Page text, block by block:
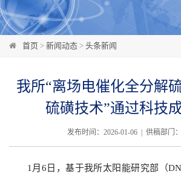
首页 > 新闻动态 > 头条新闻
我所“离场电催化全分解
硫磺技术”通过科技
发布时间：2026-01-06 | 供稿部门
1 月 6 日，基于我所太阳能研究部（